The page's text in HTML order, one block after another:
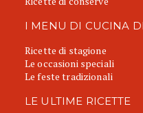
I MENU DI CUCINA
Ricette di stagione
Le occasioni speciali
Le feste tradizionali
LE ULTIME RICETTE